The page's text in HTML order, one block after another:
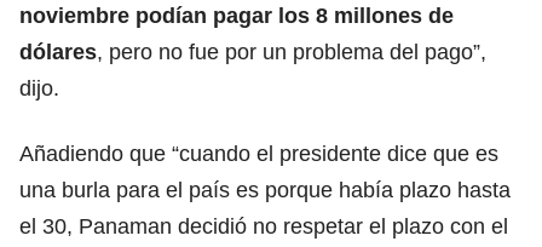
noviembre podían pagar los 8 millones de
dólares, pero no fue por un problema del pago”,
dijo.
Añadiendo que “cuando el presidente dice que es
una burla para el país es porque había plazo hasta
el 30, Panaman decidió no respetar el plazo con el